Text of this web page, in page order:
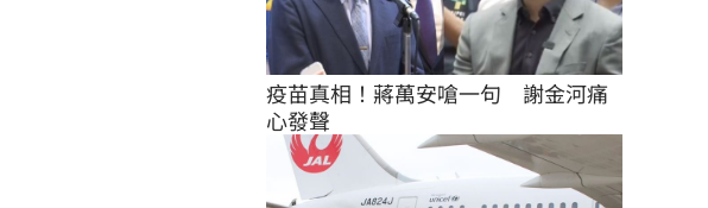
疫苗真相！蔣萬安嗆一句　謝金河痛
心發聲